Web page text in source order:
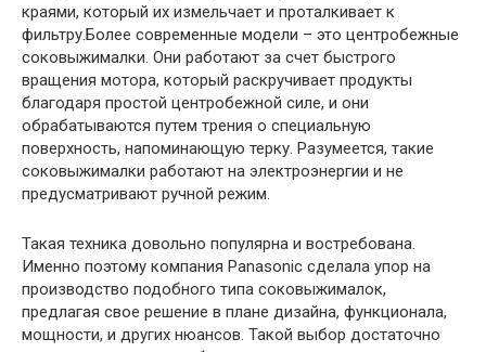
краями, который их измельчает и проталкивает к
фильтру.Более современные модели – это центробежные
соковыжималки. Они работают за счет быстрого
вращения мотора, который раскручивает продукты
благодаря простой центробежной силе, и они
обрабатываются путем трения о специальную
поверхность, напоминающую терку. Разумеется, такие
соковыжималки работают на электроэнергии и не
предусматривают ручной режим.
Такая техника довольно популярна и востребована.
Именно поэтому компания Panasonic сделала упор на
производство подобного типа соковыжималок,
предлагая свое решение в плане дизайна, функционала,
мощности, и других нюансов. Такой выбор достаточно